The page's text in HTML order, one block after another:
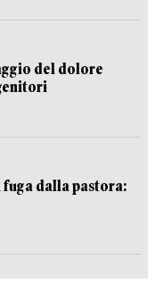
del dolore
fuga dalla pastora: